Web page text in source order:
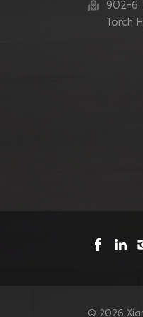
902-6,
Torch
© 2026